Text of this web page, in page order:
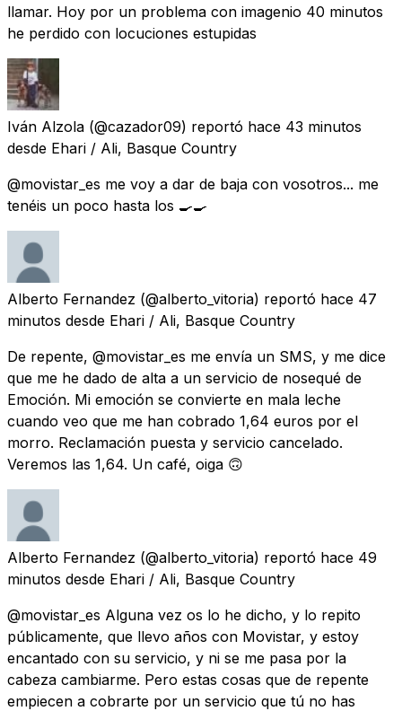
llamar. Hoy por un problema con imagenio 40 minutos
he perdido con locuciones estupidas
Iván Alzola (@cazador09) reportó hace 43 minutos
desde Ehari / Ali, Basque Country
@movistar_es me voy a dar de baja con vosotros... me
tenéis un poco hasta los 🍳🍳
Alberto Fernandez (@alberto_vitoria) reportó hace 47
minutos desde Ehari / Ali, Basque Country
De repente, @movistar_es me envía un SMS, y me dice
que me he dado de alta a un servicio de nosequé de
Emoción. Mi emoción se convierte en mala leche
cuando veo que me han cobrado 1,64 euros por el
morro. Reclamación puesta y servicio cancelado.
Veremos las 1,64. Un café, oiga 🙃
Alberto Fernandez (@alberto_vitoria) reportó hace 49
minutos desde Ehari / Ali, Basque Country
@movistar_es Alguna vez os lo he dicho, y lo repito
públicamente, que llevo años con Movistar, y estoy
encantado con su servicio, y ni se me pasa por la
cabeza cambiarme. Pero estas cosas que de repente
empiecen a cobrarte por un servicio que tú no has